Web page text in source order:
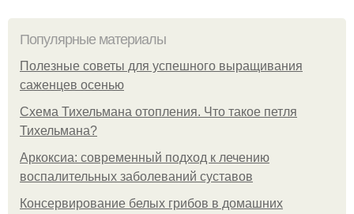
Популярные материалы
Полезные советы для успешного выращивания
саженцев осенью
Схема Тихельмана отопления. Что такое петля
Тихельмана?
Аркоксиа: современный подход к лечению
воспалительных заболеваний суставов
Консервирование белых грибов в домашних